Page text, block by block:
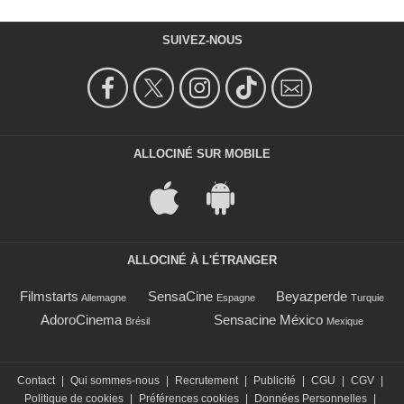
SUIVEZ-NOUS
ALLOCINÉ SUR MOBILE
ALLOCINÉ À L'ÉTRANGER
Filmstarts Allemagne SensaCine Espagne Beyazperde Turquie
AdoroCinema Brésil Sensacine México Mexique
Contact Qui sommes-nous Recrutement Publicité CGU CGV
Politique de cookies
Préférences cookies Données Personnelles